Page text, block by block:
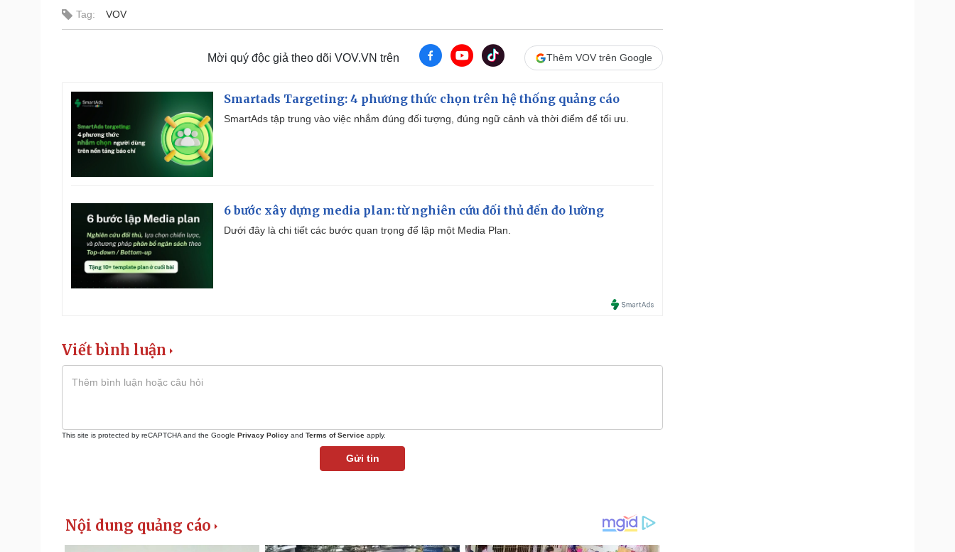
Tag: VOV
Mời quý độc giả theo dõi VOV.VN trên Thêm VOV trên Google
Smartads Targeting: 4 phương thức chọn trên hệ thống quảng cáo
SmartAds tập trung vào việc nhắm đúng đối tượng, đúng ngữ cảnh và thời điểm để tối ưu.
6 bước xây dựng media plan: từ nghiên cứu đối thủ đến đo lường
Dưới đây là chi tiết các bước quan trọng để lập một Media Plan.
Viết bình luận
This site is protected by reCAPTCHA and the Google Privacy Policy and Terms of Service apply.
Gửi tin